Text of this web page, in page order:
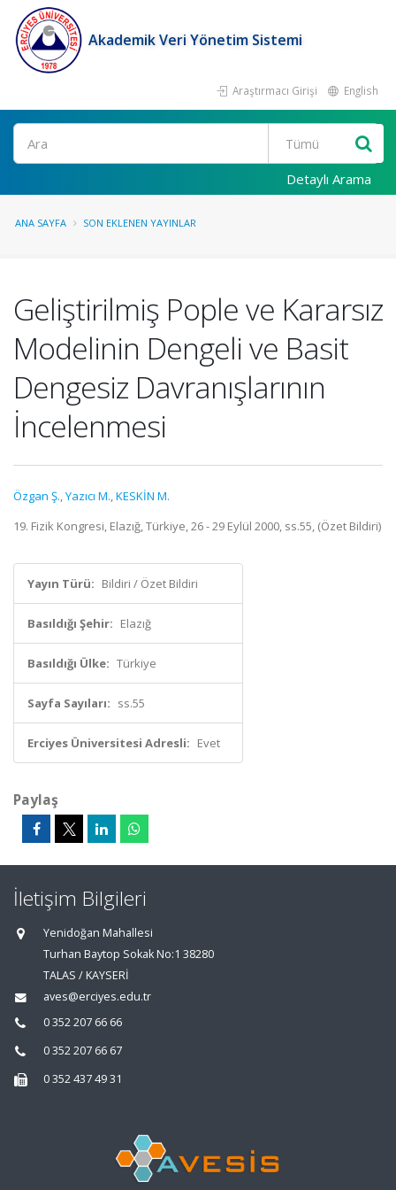
Akademik Veri Yönetim Sistemi
Araştırmacı Girişi English
Ara
Detaylı Arama
ANA SAYFA SON EKLENEN YAYINLAR
Geliştirilmiş Pople ve Kararsız
Modelinin Dengeli ve Basit
Dengesiz Davranışlarının
İncelenmesi
Özgan Ş.,Yazıcı M.,KESKİN M.
19. Fizik Kongresi, Elazığ, Türkiye, 26 - 29 Eylül 2000, ss.55, (Özet Bildiri)
Yayın Türü: Bildiri / Özet Bildiri
Basıldığı Şehir: Elazığ
Basıldığı Ülke: Türkiye
Sayfa Sayıları: ss.55
Erciyes Üniversitesi Adresli: Evet
Paylaş
İletişim Bilgileri
Yenidoğan Mahallesi
Turhan Baytop Sokak No:1 38280
TALAS / KAYSERİ
aves@erciyes.edu.tr
0 352 207 66 66
0 352 207 66 67
0 352 437 49 31